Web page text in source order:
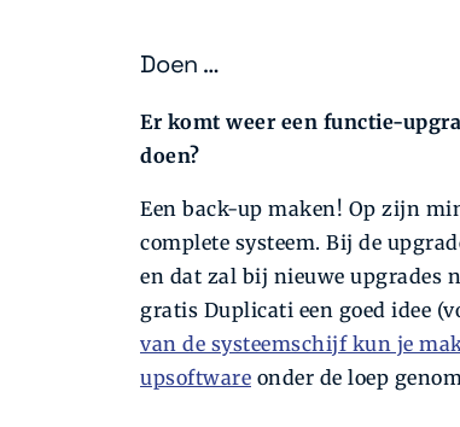
Doen …
Er komt weer een functie-
doen?
Een back-up maken! Op zijn
complete systeem. Bij de
en dat zal bij nieuwe upgrades
gratis Duplicati een goed idee
van de systeemschijf kun je
upsoftware onder de loep